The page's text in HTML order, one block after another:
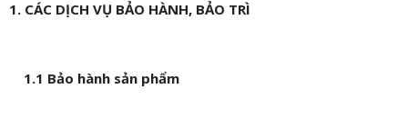
1. CÁC DỊCH VỤ BẢO HÀNH, BẢO TRÌ
1.1 Bảo hành sản phẩm